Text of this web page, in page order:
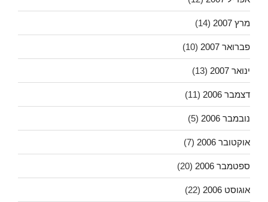
מרץ 2007 (14)
פברואר 2007 (10)
ינואר 2007 (13)
דצמבר 2006 (11)
נובמבר 2006 (5)
אוקטובר 2006 (7)
ספטמבר 2006 (20)
אוגוסט 2006 (22)